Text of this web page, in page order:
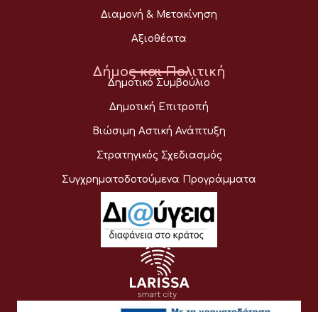
Διαμονή & Μετακίνηση
Αξιοθέατα
Δήμος και Πολιτική
Δημοτικό Συμβούλιο
Δημοτική Επιτροπή
Βιώσιμη Αστική Ανάπτυξη
Στρατηγικός Σχεδιασμός
Συγχρηματοδοτούμενα Προγράμματα